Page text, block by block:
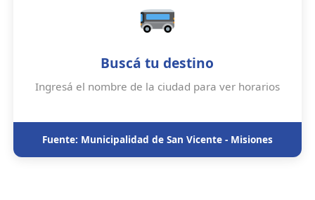
Buscá tu destino
Ingresá el nombre de la ciudad para ver horarios
Fuente: Municipalidad de San Vicente - Misiones